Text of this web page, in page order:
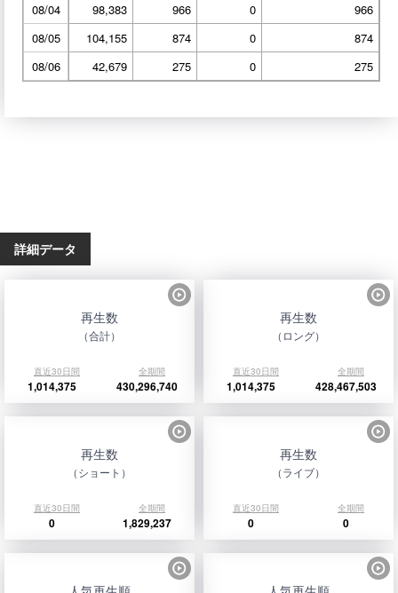
08/04
98,383 966 0
966
08/05
104,155 874 0
874
08/06
42,679 275 0 275
詳細データ
再生数
（合計）
直近30日間 全期間
1,014,375 430,296,740
再生数
（ロング）
直近30日間 全期間
1,014,375 428,467,503
再生数
（ショート）
直近30日間 全期間
0 1,829,237
再生数
（ライブ）
直近30日間 全期間
0 0